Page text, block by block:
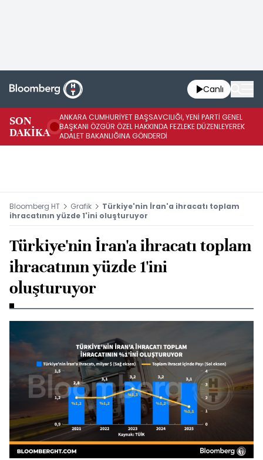
Canlı
SON
DAKİKA
ANKARA CUMHURİYET BAŞSAVCILIĞI, YENİ PARTİ GENEL
BAŞKANI ÖZGÜR ÖZEL HAKKINDA FEZLEKE DÜZENLEYEREK
ADALET BAKANLIĞINA GÖNDERDİ
Bloomberg HT Grafik
Türkiye'nin İran'a ihracatı toplam
ihracatının yüzde 1'ini oluşturuyor
Türkiye'nin İran'a ihracatı toplam
ihracatının yüzde 1'ini
oluşturuyor